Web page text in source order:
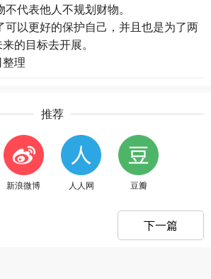
代表他人不规划财物。
可以更好的保护自己，并且也是为了两
的目标去开展。
整理
推荐
新浪微博 人人网 豆瓣
下一篇